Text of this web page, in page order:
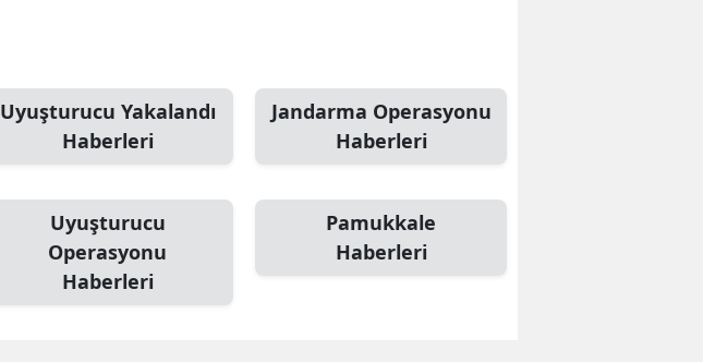
Uyuşturucu Yakalandı
Haberleri
Jandarma Operasyonu
Haberleri
Uyuşturucu
Operasyonu
Haberleri
Pamukkale
Haberleri